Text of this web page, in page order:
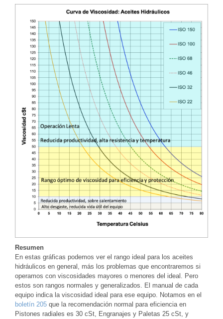
Resumen
En estas gráficas podemos ver el rango ideal para los aceites
hidráulicos en general, más los problemas que encontraremos si
operamos con viscosidades mayores o menores del ideal. Pero
estos son rangos normales y generalizados. El manual de cada
equipo indica la viscosidad ideal para ese equipo. Notamos en el
boletín 205 que la recomendación normal para eficiencia en
Pistones radiales es 30 cSt, Engranajes y Paletas 25 cSt, y